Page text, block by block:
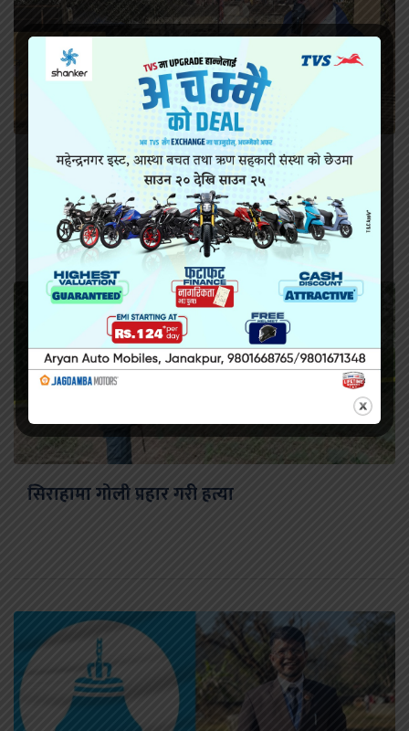
सिरहा कारागारको अवस्थाबारे राईनको गम्भीर प्रश्न
सिराहामा गोली प्रहार गरी हत्या